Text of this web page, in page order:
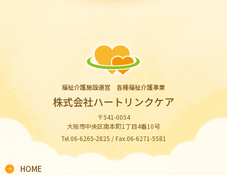
福祉介護施設運営 各種福祉介護事業
株式会社ハートリンクケア
〒541-0054
大阪市中央区南本町1丁目4番10号
Tel.06-6265-2825 / Fax.06-6271-5581
HOME